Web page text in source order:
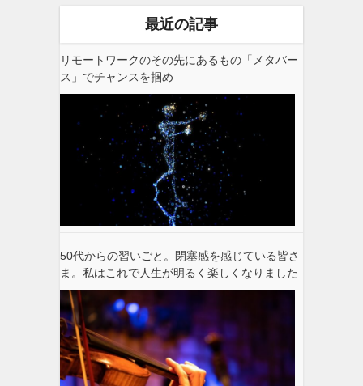
最近の記事
リモートワークのその先にあるもの「メタバー
ス」でチャンスを掴め
50代からの習いごと。閉塞感を感じている皆さ
ま。私はこれで人生が明るく楽しくなりました